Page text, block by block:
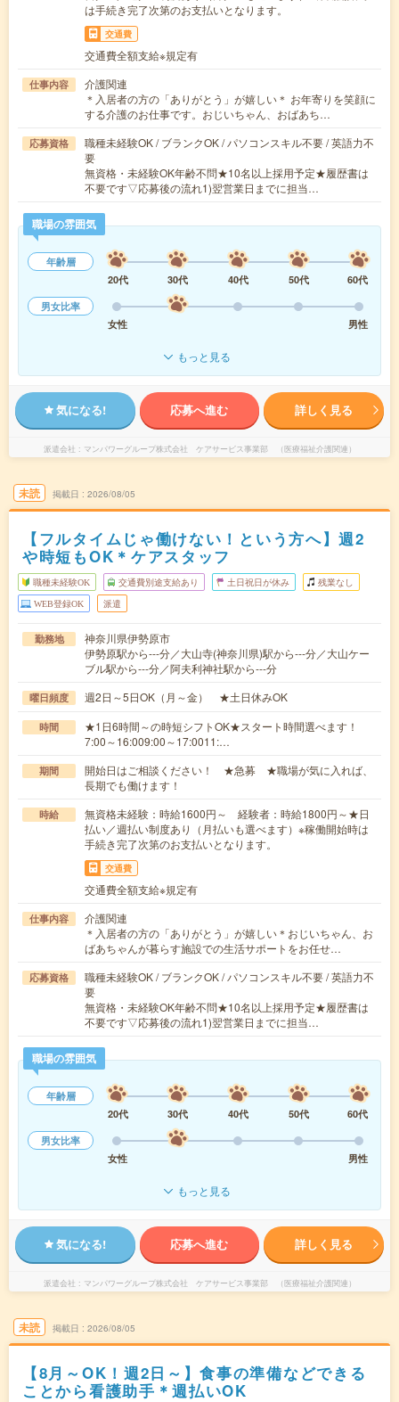
は手続き完了次第のお支払いとなります。
交通費
交通費全額支給※規定有
仕事内容
介護関連
＊入居者の方の「ありがとう」が嬉しい＊ お年寄りを笑顔に
する介護のお仕事です。おじいちゃん、おばあち…
応募資格
職種未経験OK / ブランクOK / パソコンスキル不要 / 英語力不
要
無資格・未経験OK年齢不問★10名以上採用予定★履歴書は
不要です▽応募後の流れ1)翌営業日までに担当…
職場の雰囲気
年齢層
20代
30代 40代 50代
60代
男女比率
女性
男性
もっと見る
気になる! 応募へ進む 詳しく見る
派遣会社 マンパワーグループ株式会社 ケアサービス事業部 （医療福祉介護関連）
未読 掲載日 2026/08/05
【フルタイムじゃ働けない！という方へ】週2
や時短もOK＊ケアスタッフ
職種未経験OK 交通費別途支給あり 土日祝日が休み 残業なし
WEB登録OK 派遣
勤務地
神奈川県伊勢原市
伊勢原駅から---分／大山寺(神奈川県)駅から---分／大山ケー
ブル駅から---分／阿夫利神社駅から---分
曜日頻度 週2日～5日OK（月～金） ★土日休みOK
時間
★1日6時間～の時短シフトOK★スタート時間選べます！
7:00～16:009:00～17:0011:…
期間
開始日はご相談ください！ ★急募 ★職場が気に入れば、
長期でも働けます！
時給
無資格未経験：時給1600円～ 経験者：時給1800円～★日
払い／週払い制度あり（月払いも選べます）※稼働開始時は
手続き完了次第のお支払いとなります。
交通費
交通費全額支給※規定有
仕事内容
介護関連
＊入居者の方の「ありがとう」が嬉しい＊おじいちゃん、お
ばあちゃんが暮らす施設での生活サポートをお任せ…
応募資格
職種未経験OK / ブランクOK / パソコンスキル不要 / 英語力不
要
無資格・未経験OK年齢不問★10名以上採用予定★履歴書は
不要です▽応募後の流れ1)翌営業日までに担当…
職場の雰囲気
年齢層
20代
30代 40代 50代
60代
男女比率
女性
男性
もっと見る
気になる! 応募へ進む 詳しく見る
派遣会社 マンパワーグループ株式会社 ケアサービス事業部 （医療福祉介護関連）
未読 掲載日 2026/08/05
【8月～OK！週2日～】食事の準備などできる
ことから看護助手＊週払いOK